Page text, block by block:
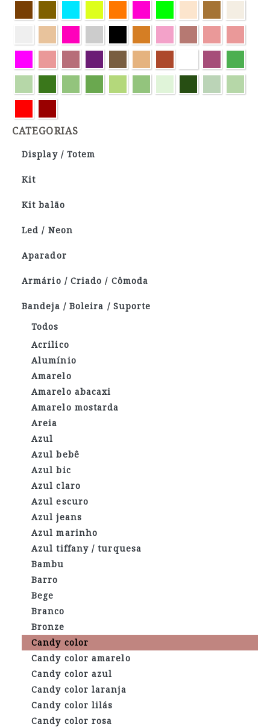
CATEGORIAS
Display / Totem
Kit
Kit balão
Led / Neon
Aparador
Armário / Criado / Cômoda
Bandeja / Boleira / Suporte
Todos
Acrilico
Alumínio
Amarelo
Amarelo abacaxi
Amarelo mostarda
Areia
Azul
Azul bebê
Azul bic
Azul claro
Azul escuro
Azul jeans
Azul marinho
Azul tiffany / turquesa
Bambu
Barro
Bege
Branco
Bronze
Candy color
Candy color amarelo
Candy color azul
Candy color laranja
Candy color lilás
Candy color rosa